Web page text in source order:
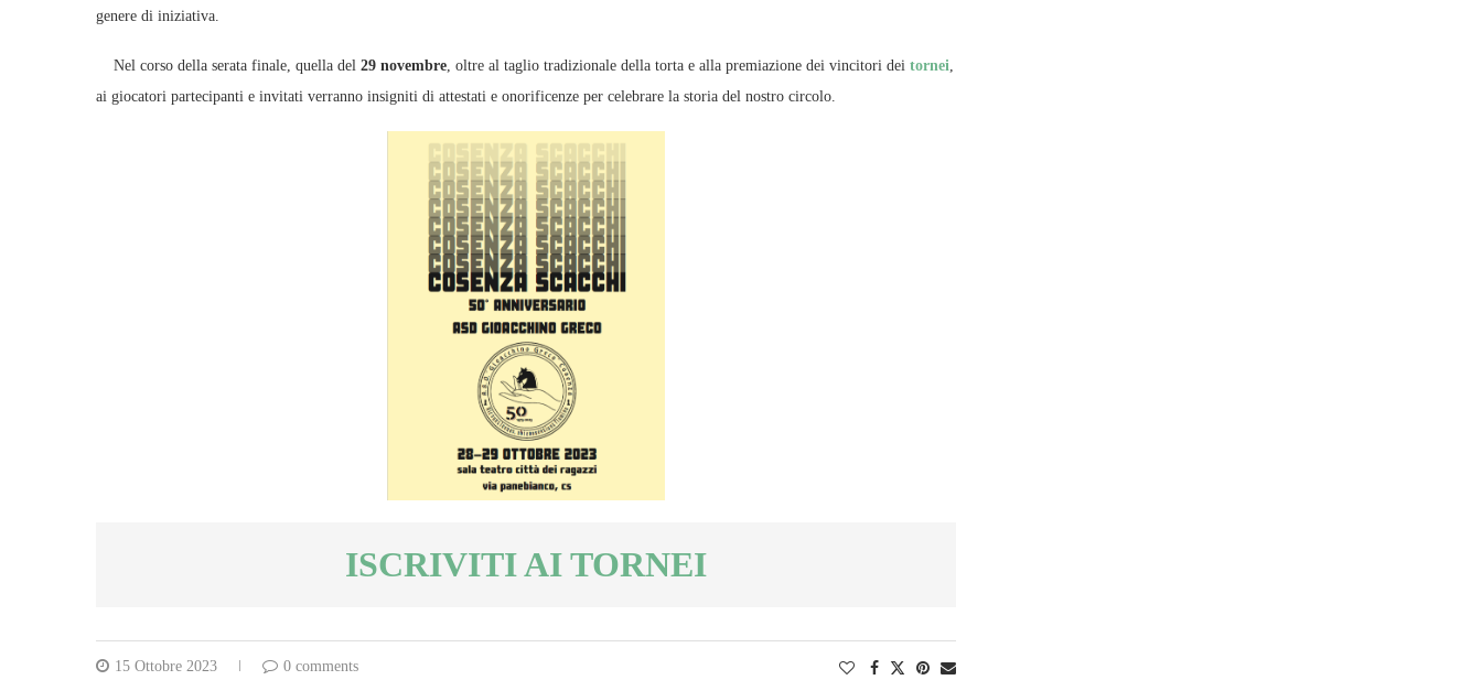
genere di iniziativa.
Nel corso della serata finale, quella del 29 novembre, oltre al taglio tradizionale della torta e alla premiazione dei vincitori dei tornei,
ai giocatori partecipanti e invitati verranno insigniti di attestati e onorificenze per celebrare la storia del nostro circolo.
ISCRIVITI AI TORNEI
15 Ottobre 2023 0 comments